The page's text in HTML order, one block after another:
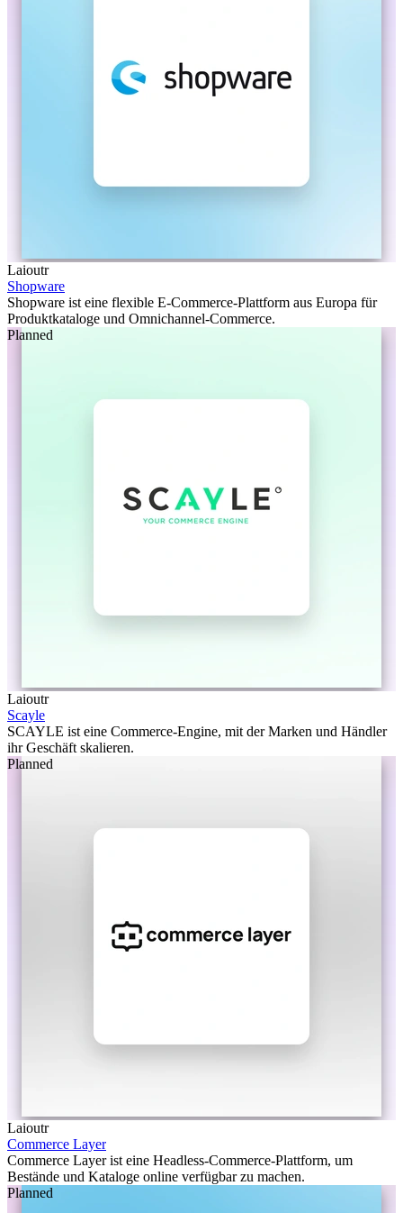
Laioutr
Shopware
Shopware ist eine flexible E-Commerce-Plattform aus Europa für
Produktkataloge und Omnichannel-Commerce.
Planned
Laioutr
Scayle
SCAYLE ist eine Commerce-Engine, mit der Marken und Händler
ihr Geschäft skalieren.
Planned
Laioutr
Commerce Layer
Commerce Layer ist eine Headless-Commerce-Plattform, um
Bestände und Kataloge online verfügbar zu machen.
Planned